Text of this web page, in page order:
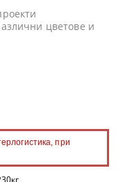
цветове и
при
кг